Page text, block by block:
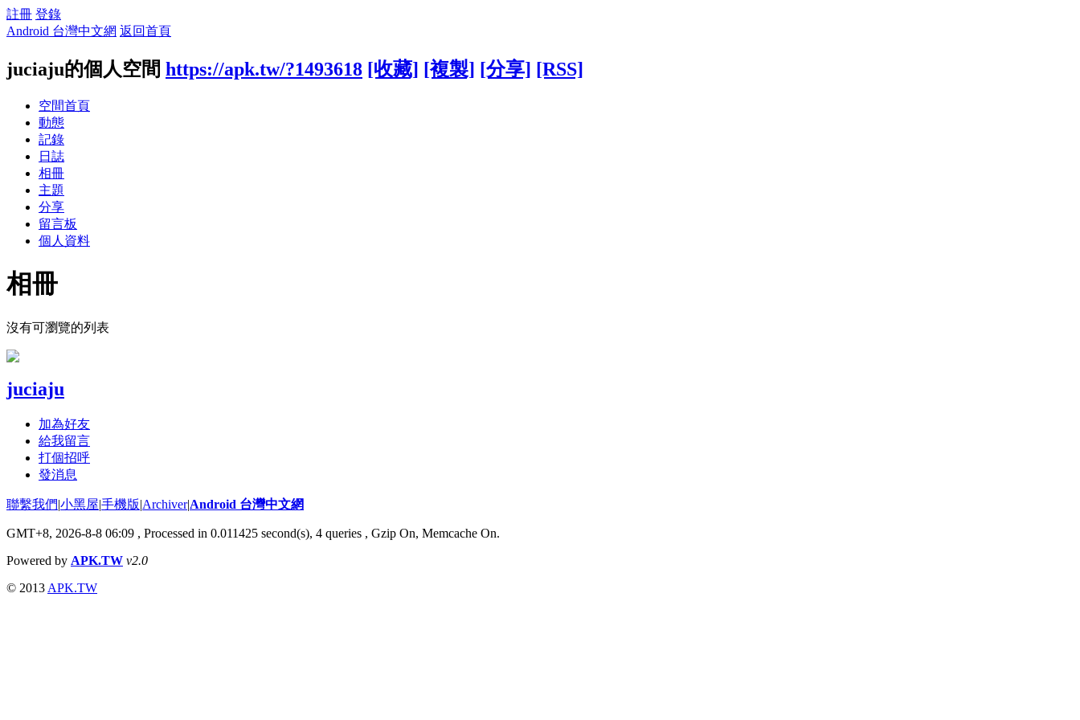
註冊 登錄
Android 台灣中文網 返回首頁
juciaju的個人空間 https://apk.tw/?1493618 [收藏] [複製] [分享] [RSS]
空間首頁
動態
記錄
日誌
相冊
主題
分享
留言板
個人資料
相冊
沒有可瀏覽的列表
juciaju
加為好友
給我留言
打個招呼
發消息
聯繫我們|小黑屋|手機版|Archiver|Android 台灣中文網
GMT+8, 2026-8-8 06:09 , Processed in 0.011425 second(s), 4 queries , Gzip On, Memcache On.
Powered by APK.TW v2.0
© 2013 APK.TW